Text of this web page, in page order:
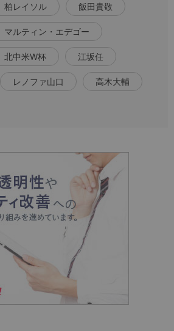
柏レイソル 飯田貴敬
マルティン・エデゴー
北中米W杯 江坂任
レノファ山口 高木大輔